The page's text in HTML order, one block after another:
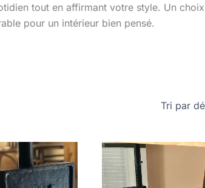
tout en affirmant votre style. Un
pour un intérieur bien pensé.